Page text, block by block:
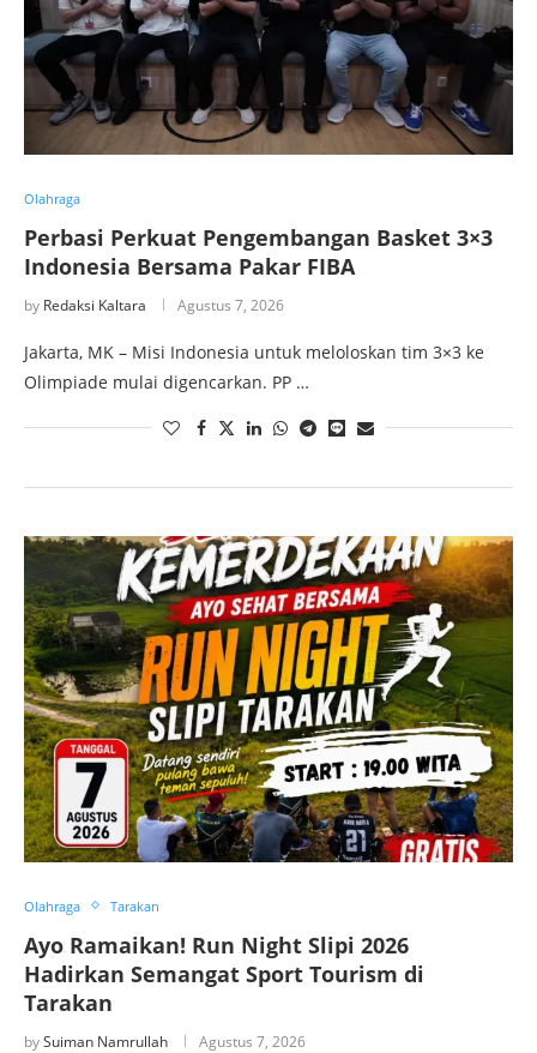
Olahraga
Perbasi Perkuat Pengembangan Basket 3×3
Indonesia Bersama Pakar FIBA
by Redaksi Kaltara Agustus 7, 2026
Jakarta, MK – Misi Indonesia untuk meloloskan tim 3×3 ke
Olimpiade mulai digencarkan. PP …
Olahraga Tarakan
Ayo Ramaikan! Run Night Slipi 2026
Hadirkan Semangat Sport Tourism di
Tarakan
bySuiman Namrullah Agustus 7, 2026